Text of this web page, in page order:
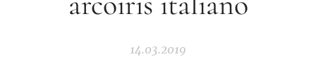
14.03.2019